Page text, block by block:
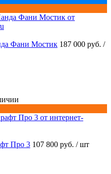
Фани Мостик 187 000 руб. /
Про 3 107 800 руб. / шт